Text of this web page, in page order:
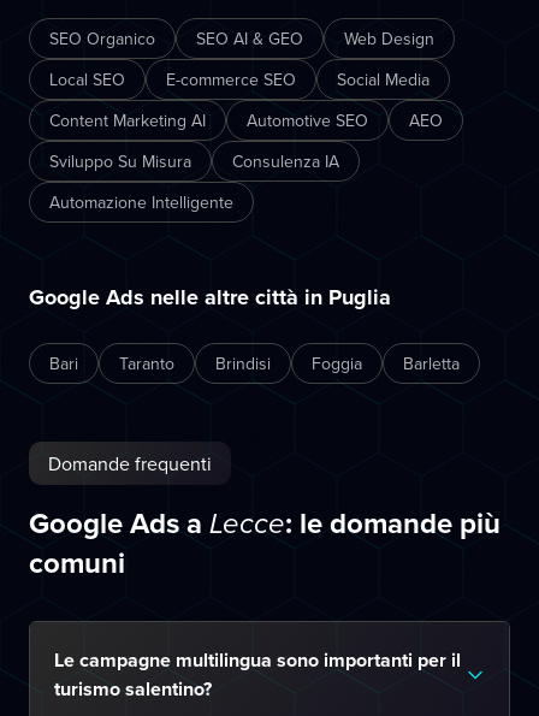
SEO Organico SEO AI & GEO
Web Design
Local SEO
E-commerce SEO
Social Media
Content Marketing AI
Automotive SEO
AEO
Sviluppo Su Misura
Consulenza IA
Automazione Intelligente
Google Ads nelle altre città in Puglia
Bari Taranto Brindisi Foggia Barletta
Domande frequenti
Google Ads a Lecce: le domande più
comuni
Le campagne multilingua sono importanti per il
turismo salentino?